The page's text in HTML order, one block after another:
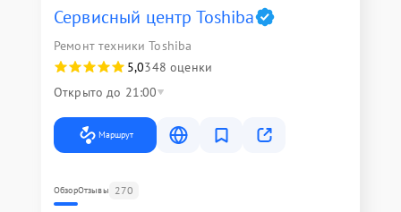
Сервисный центр Toshiba
Ремонт техники Toshiba
5,0348 оценки
Открыто до 21:00
Маршрут
ОбзорОтзывы 270